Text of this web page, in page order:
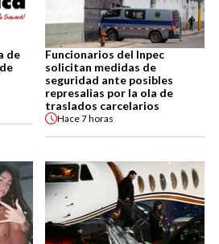
de
Funcionarios del Inpec
solicitan medidas de
seguridad ante posibles
represalias por la ola de
traslados carcelarios
Hace7 horas